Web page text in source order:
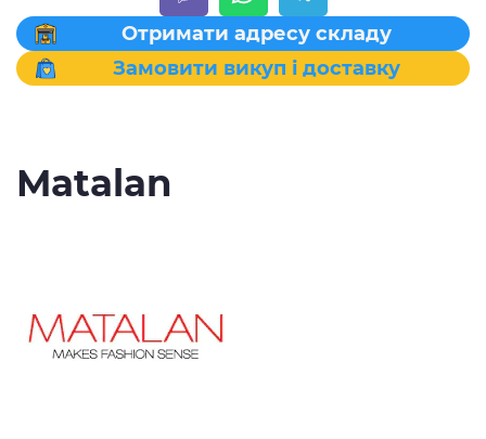
Отримати адресу складу
Замовити викуп і доставку
Matalan